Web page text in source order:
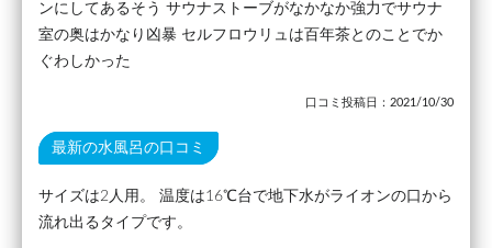
ンにしてあるそう サウナストーブがなかなか強力でサウナ
室の奥はかなり凶暴 セルフロウリュは百年茶とのことでか
ぐわしかった
口コミ投稿日：2021/10/30
最新の水風呂の口コミ
サイズは2人用。 温度は16℃台で地下水がライオンの口から
流れ出るタイプです。